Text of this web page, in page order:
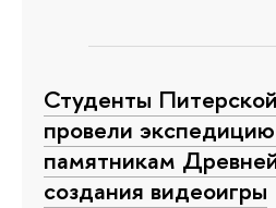
Студенты
провели
памятникам
создания видеоигры